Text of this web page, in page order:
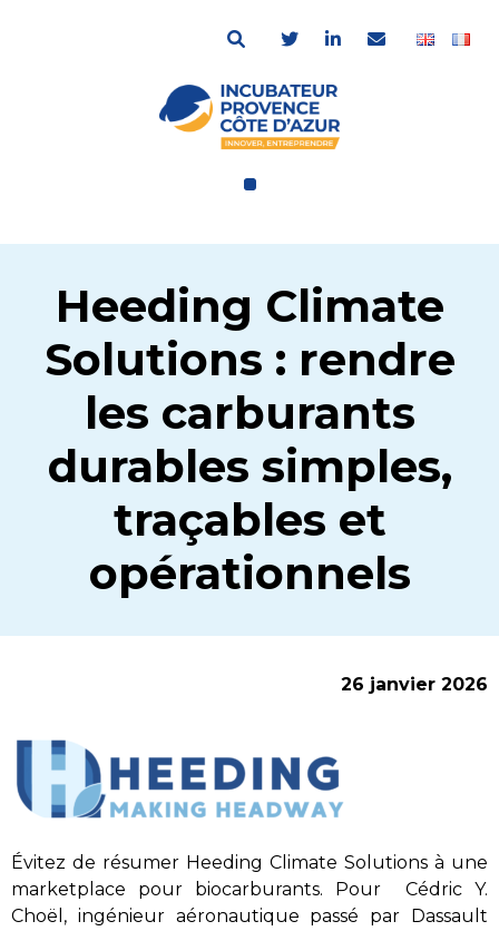
Heeding Climate
Solutions : rendre
les carburants
durables simples,
traçables et
opérationnels
26 janvier 2026
Évitez de résumer Heeding Climate Solutions à une
marketplace pour biocarburants. Pour Cédric Y.
Choël, ingénieur aéronautique passé par Dassault